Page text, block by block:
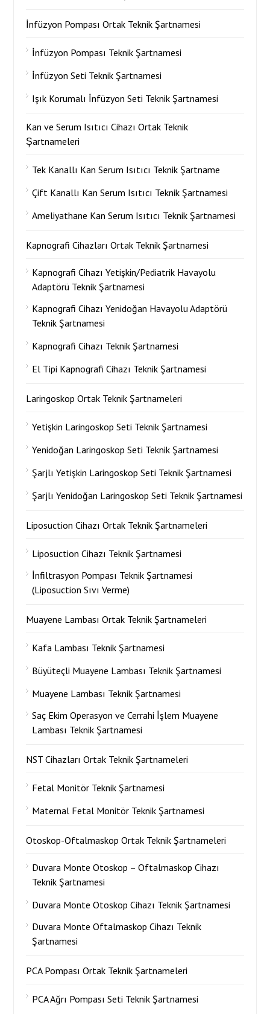
İnfüzyon Pompası Ortak Teknik Şartnamesi
İnfüzyon Pompası Teknik Şartnamesi
İnfüzyon Seti Teknik Şartnamesi
Işık Korumalı İnfüzyon Seti Teknik Şartnamesi
Kan ve Serum Isıtıcı Cihazı Ortak Teknik
Şartnameleri
Tek Kanallı Kan Serum Isıtıcı Teknik Şartname
Çift Kanallı Kan Serum Isıtıcı Teknik Şartnamesi
Ameliyathane Kan Serum Isıtıcı Teknik Şartnamesi
Kapnografi Cihazları Ortak Teknik Şartnamesi
Kapnografi Cihazı Yetişkin/Pediatrik Havayolu
Adaptörü Teknik Şartnamesi
Kapnografi Cihazı Yenidoğan Havayolu Adaptörü
Teknik Şartnamesi
Kapnografi Cihazı Teknik Şartnamesi
El Tipi Kapnografi Cihazı Teknik Şartnamesi
Laringoskop Ortak Teknik Şartnameleri
Yetişkin Laringoskop Seti Teknik Şartnamesi
Yenidoğan Laringoskop Seti Teknik Şartnamesi
Şarjlı Yetişkin Laringoskop Seti Teknik Şartnamesi
Şarjlı Yenidoğan Laringoskop Seti Teknik Şartnamesi
Liposuction Cihazı Ortak Teknik Şartnameleri
Liposuction Cihazı Teknik Şartnamesi
İnfiltrasyon Pompası Teknik Şartnamesi
(Liposuction Sıvı Verme)
Muayene Lambası Ortak Teknik Şartnameleri
Kafa Lambası Teknik Şartnamesi
Büyüteçli Muayene Lambası Teknik Şartnamesi
Muayene Lambası Teknik Şartnamesi
Saç Ekim Operasyon ve Cerrahi İşlem Muayene
Lambası Teknik Şartnamesi
NST Cihazları Ortak Teknik Şartnameleri
Fetal Monitör Teknik Şartnamesi
Maternal Fetal Monitör Teknik Şartnamesi
Otoskop-Oftalmaskop Ortak Teknik Şartnameleri
Duvara Monte Otoskop – Oftalmaskop Cihazı
Teknik Şartnamesi
Duvara Monte Otoskop Cihazı Teknik Şartnamesi
Duvara Monte Oftalmaskop Cihazı Teknik
Şartnamesi
PCA Pompası Ortak Teknik Şartnameleri
PCA Ağrı Pompası Seti Teknik Şartnamesi